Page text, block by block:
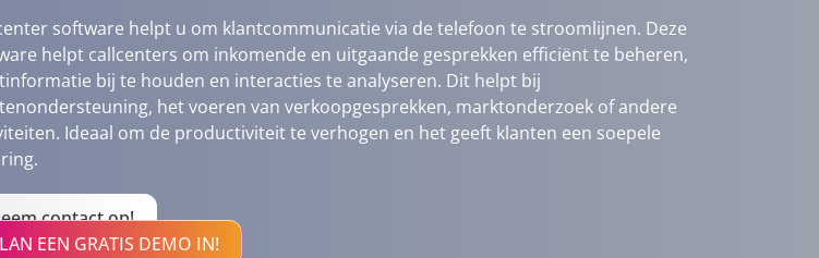
software helpt u om klantcommunicatie via de telefoon te stroomlijnen. Deze
helpt callcenters om inkomende en uitgaande gesprekken efficiënt te beheren,
bij te houden en interacties te analyseren. Dit helpt bij
het voeren van verkoopgesprekken, marktonderzoek of andere
Ideaal om de productiviteit te verhogen en het geeft klanten een soepele
contact op!
EEN GRATIS DEMO IN!